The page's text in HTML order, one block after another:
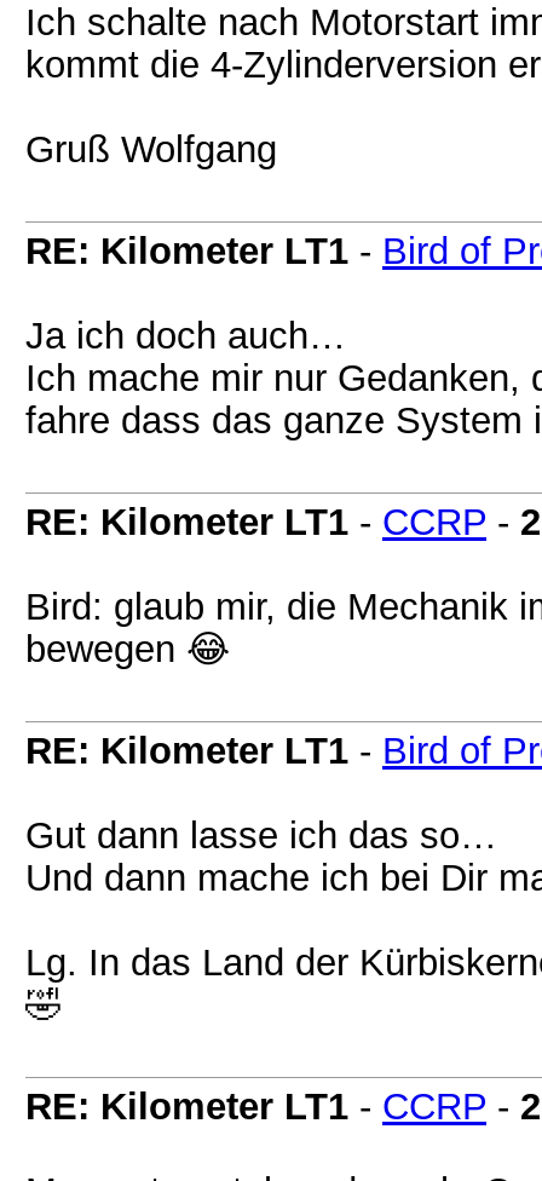
Ich schalte nach Motorstart
kommt die 4-Zylinderversion
Gruß Wolfgang
RE: Kilometer LT1 - Bird of
Ja ich doch auch…
Ich mache mir nur Gedanken,
fahre dass das ganze
RE: Kilometer LT1 - CCRP -
Bird: glaub mir, die Mechanik
bewegen 😂
RE: Kilometer LT1 - Bird of
Gut dann lasse ich das so…
Und dann mache ich bei Dir
Lg. In das Land der
🤣
RE: Kilometer LT1 - CCRP -